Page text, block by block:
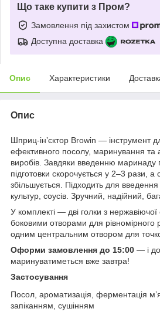
Що таке купити з Пром?
Замовлення під захистом
Доступна доставка
Опис Характеристики
Опис
Шприц-інʼєктор Browin — інструмент
ефективного посолу, маринування та
виробів. Завдяки введенню маринаду
підготовки скорочується у 2–3 рази,
збільшується. Підходить для
культур, соусів. Зручний, надійний,
У комплекті — дві голки з нержавіючої
боковими отворами для рівномірного
одним центральним отвором для
Оформи замовлення до 15:00 — і
маринуватиметься вже завтра!
Застосування
Посол, ароматизація, ферментація
запіканням, сушінням